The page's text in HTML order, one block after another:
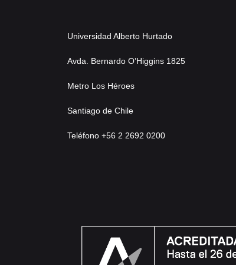
Universidad Alberto Hurtado
Avda. Bernardo O’Higgins 1825
Metro Los Héroes
Santiago de Chile
Teléfono +56 2 2692 0200